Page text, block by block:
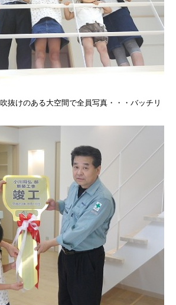
吹抜けのある大空間で全員写真・・・バッチリ